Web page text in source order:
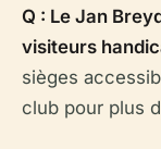
Q : Le Jan
visiteurs
sièges
club pour plus